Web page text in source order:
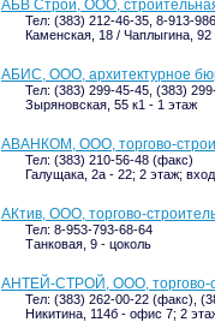
АБВ Строй, ООО,
Тел: (383) 212-46-35, 8-913-
Каменская, 18 / Чаплыгина, 92
АБИС, ООО, архитектурное
Тел: (383) 299-45-45, (383)
Зыряновская, 55 к1 - 1 этаж
АВАНКОМ, ООО, торгово-
Тел: (383) 210-56-48 (факс)
Галущака, 2а - 22; 2 этаж;
АКтив, ООО, торгово-
Тел: 8-953-793-68-64
Танковая, 9 - цоколь
АНТЕЙ-СТРОЙ, ООО, торгово-
Тел: (383) 262-00-22 (факс),
Никитина, 114б - офис 7; 2